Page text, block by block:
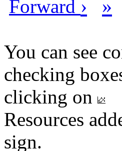
Forward › »
You can see
checking
clicking on
Resources
sign.